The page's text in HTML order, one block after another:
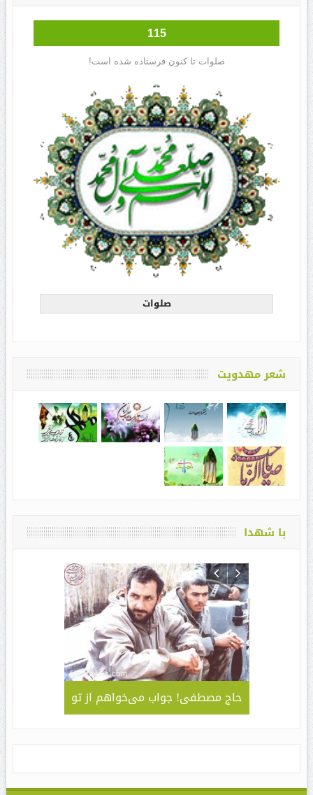
115
صلوات تا کنون فرستاده شده است!
صلوات
شعر مهدویت
با شهدا
جلوه
سبک و
حاج مصطفی! جواب می‌خواهم از تو
– کاربردی
مهدی ” /
مراسم